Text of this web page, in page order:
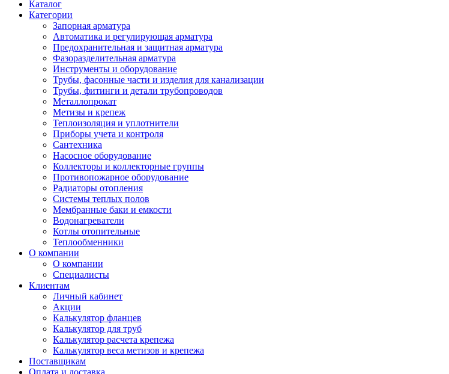
Каталог
Категории
Запорная арматура
Автоматика и регулирующая арматура
Предохранительная и защитная арматура
Фазоразделительная арматура
Инструменты и оборудование
Трубы, фасонные части и изделия для канализации
Трубы, фитинги и детали трубопроводов
Металлопрокат
Метизы и крепеж
Теплоизоляция и уплотнители
Приборы учета и контроля
Сантехника
Насосное оборудование
Коллекторы и коллекторные группы
Противопожарное оборудование
Радиаторы отопления
Системы теплых полов
Мембранные баки и емкости
Водонагреватели
Котлы отопительные
Теплообменники
О компании
О компании
Специалисты
Клиентам
Личный кабинет
Акции
Калькулятор фланцев
Калькулятор для труб
Калькулятор расчета крепежа
Калькулятор веса метизов и крепежа
Поставщикам
Оплата и доставка